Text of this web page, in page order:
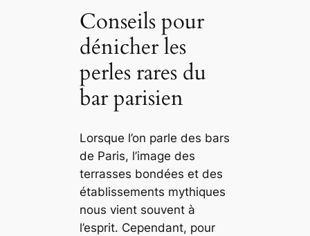
Conseils pour
dénicher les
perles rares du
bar parisien
Lorsque l’on parle des bars
de Paris, l’image des
terrasses bondées et des
établissements mythiques
nous vient souvent à
l’esprit. Cependant, pour